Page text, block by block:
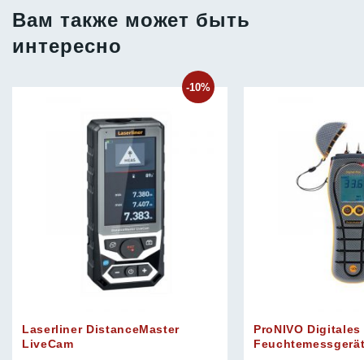
Вам также может быть
интересно
-10%
Laserliner DistanceMaster
LiveCam
ProNIVO Digitales